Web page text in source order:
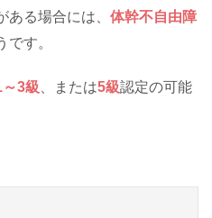
ある場合には、 体幹不自由障
す。
～3級 、または5級認定の可能